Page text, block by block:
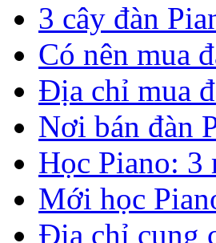
3 cây đàn
Có nên mua
Địa chỉ mua
Nơi bán đàn
Học Piano: 3
Mới học
Địa chỉ cung